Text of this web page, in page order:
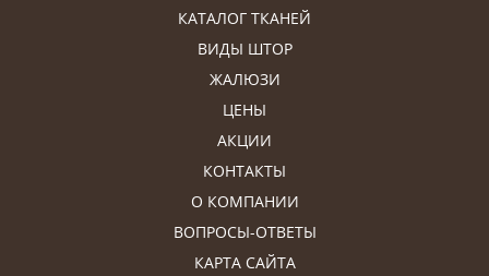
КАТАЛОГ ТКАНЕЙ
ВИДЫ ШТОР
ЖАЛЮЗИ
ЦЕНЫ
АКЦИИ
КОНТАКТЫ
О КОМПАНИИ
ВОПРОСЫ-ОТВЕТЫ
КАРТА САЙТА